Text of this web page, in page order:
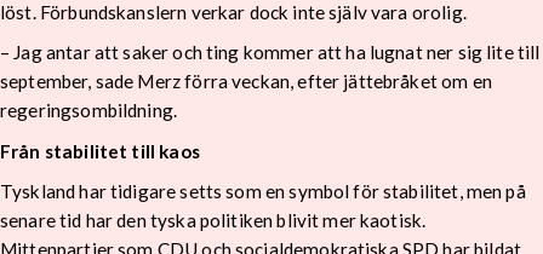
löst. Förbundskanslern verkar dock inte själv vara orolig.
– Jag antar att saker och ting kommer att ha lugnat ner sig lite till
september, sade Merz förra veckan, efter jättebråket om en
regeringsombildning.
Från stabilitet till kaos
Tyskland har tidigare setts som en symbol för stabilitet, men på
senare tid har den tyska politiken blivit mer kaotisk.
Mittenpartier som CDU och socialdemokratiska SPD har bildat